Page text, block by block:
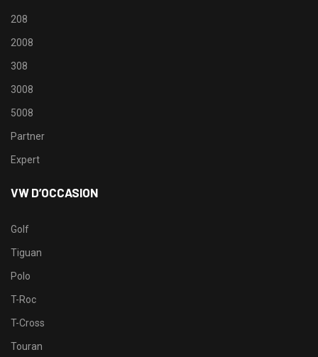
208
2008
308
3008
5008
Partner
Expert
VW D’OCCASION
Golf
Tiguan
Polo
T-Roc
T-Cross
Touran